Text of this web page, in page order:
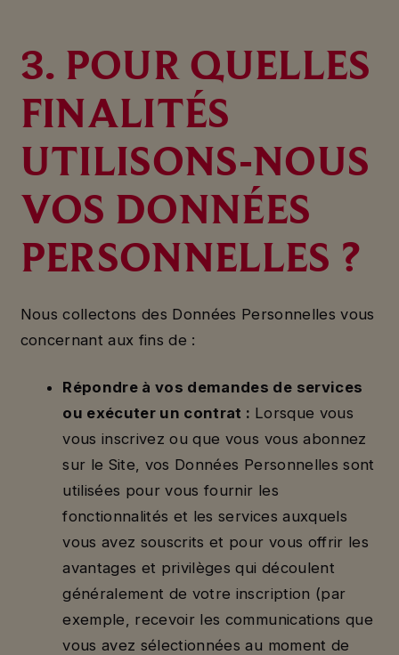
3. POUR QUELLES
FINALITÉS
UTILISONS-NOUS
VOS DONNÉES
PERSONNELLES ?
Nous collectons des Données Personnelles vous
concernant aux fins de :
Répondre à vos demandes de services
ou exécuter un contrat : Lorsque vous
vous inscrivez ou que vous vous abonnez
sur le Site, vos Données Personnelles sont
utilisées pour vous fournir les
fonctionnalités et les services auxquels
vous avez souscrits et pour vous offrir les
avantages et privilèges qui découlent
généralement de votre inscription (par
exemple, recevoir les communications que
vous avez sélectionnées au moment de